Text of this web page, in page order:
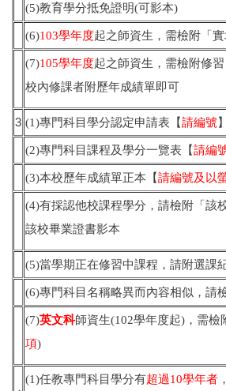
(5)教育學分抵免證明(可影本)
(6)103學年度起之師資生，需檢附「
(7)105學年度起之師資生，需檢附修
校內修課者附歷年成績單即可
3 (1)專門科目學分認定申請表【請編號
(2)專門科目課程及學分一覽表【請編
(3)本校歷年成績單正本【請編號及以
(4)有採認他校課程學分，請檢附「該
該校畢業證書影本
(5)當學期正在修習中課程，請附選課
(6)專門科目名稱略異而內容相似，請
(7)英文科師資生(102學年度起)，需檢
項)
(1)任教專門科目學分有超過10學年者